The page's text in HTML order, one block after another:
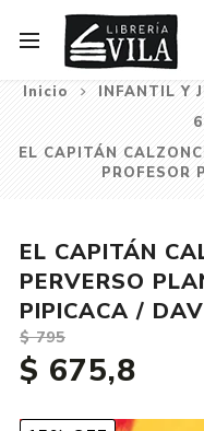
Inicio INFANTIL Y
EL CAPITÁN
PROFESOR
EL CAPITÁN
PERVERSO
PIPICACA /
$ 795
$ 675,8